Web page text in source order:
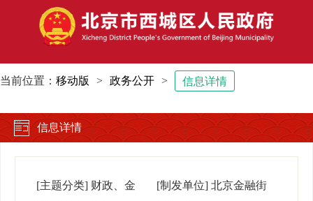
当前位置： 移动版 > 政务公开 > 信息详情
信息详情
[主题分类] 财政、金
[制发单位] 北京金融街